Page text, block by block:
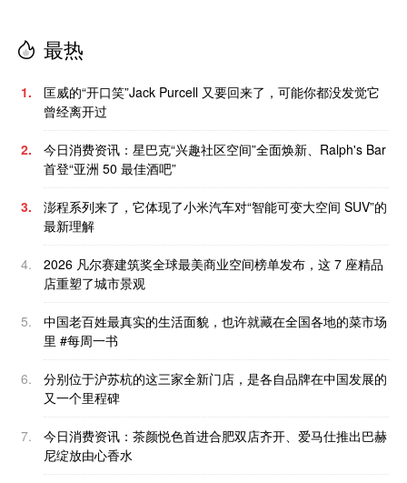
最热
1.
匡威的“开口笑”Jack Purcell 又要回来了，可能你都没发觉它
曾经离开过
2.
今日消费资讯：星巴克“兴趣社区空间”全面焕新、Ralph's Bar
首登“亚洲 50 最佳酒吧”
3.
澎程系列来了，它体现了小米汽车对“智能可变大空间 SUV”的
最新理解
4.
2026 凡尔赛建筑奖全球最美商业空间榜单发布，这 7 座精品
店重塑了城市景观
5.
中国老百姓最真实的生活面貌，也许就藏在全国各地的菜市场
里 #每周一书
6.
分别位于沪苏杭的这三家全新门店，是各自品牌在中国发展的
又一个里程碑
7.
今日消费资讯：茶颜悦色首进合肥双店齐开、爱马仕推出巴赫
尼绽放由心香水